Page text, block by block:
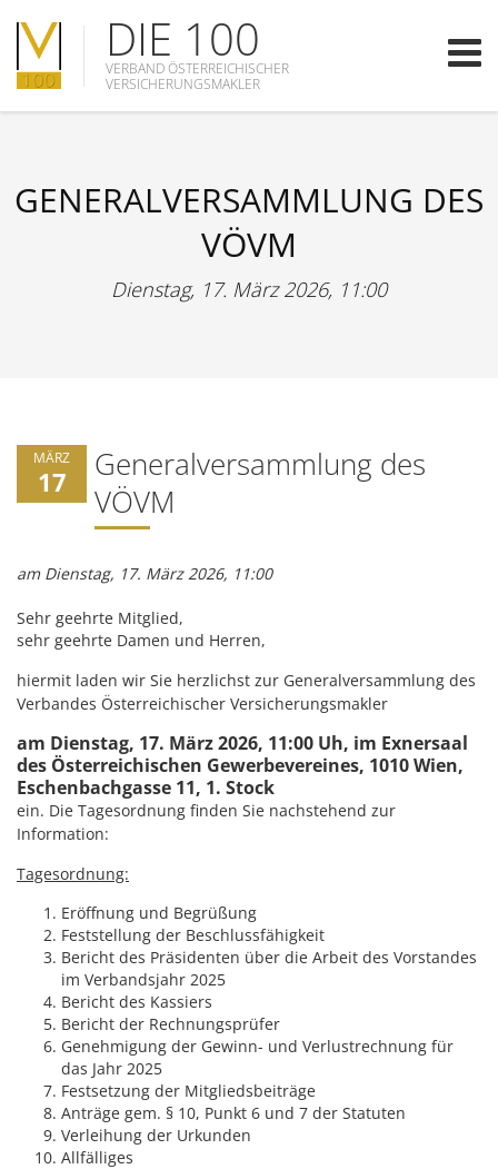
DIE 100
VERBAND ÖSTERREICHISCHER
VERSICHERUNGSMAKLER
GENERALVERSAMMLUNG DES
VÖVM
Dienstag, 17. März 2026, 11:00
MÄRZ
17
Generalversammlung des
VÖVM
am Dienstag, 17. März 2026, 11:00
Sehr geehrte Mitglied,
sehr geehrte Damen und Herren,
hiermit laden wir Sie herzlichst zur Generalversammlung des
Verbandes Österreichischer Versicherungsmakler
am Dienstag, 17. März 2026, 11:00 Uh, im Exnersaal
des Österreichischen Gewerbevereines, 1010 Wien,
Eschenbachgasse 11, 1. Stock
ein. Die Tagesordnung finden Sie nachstehend zur
Information:
Tagesordnung:
Eröffnung und Begrüßung
Feststellung der Beschlussfähigkeit
Bericht des Präsidenten über die Arbeit des Vorstandes
im Verbandsjahr 2025
Bericht des Kassiers
Bericht der Rechnungsprüfer
Genehmigung der Gewinn- und Verlustrechnung für
das Jahr 2025
Festsetzung der Mitgliedsbeiträge
Anträge gem. § 10, Punkt 6 und 7 der Statuten
Verleihung der Urkunden
Allfälliges